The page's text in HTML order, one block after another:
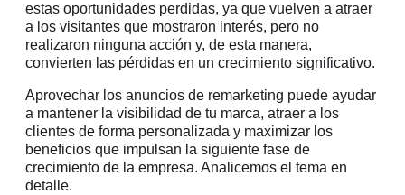
estas oportunidades perdidas, ya que vuelven a atraer
a los visitantes que mostraron interés, pero no
realizaron ninguna acción y, de esta manera,
convierten las pérdidas en un crecimiento significativo.
Aprovechar los anuncios de remarketing puede ayudar
a mantener la visibilidad de tu marca, atraer a los
clientes de forma personalizada y maximizar los
beneficios que impulsan la siguiente fase de
crecimiento de la empresa. Analicemos el tema en
detalle.